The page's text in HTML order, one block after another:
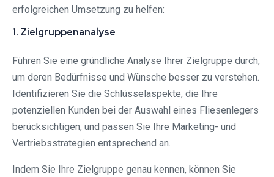
erfolgreichen Umsetzung zu helfen:
1. Zielgruppenanalyse
Führen Sie eine gründliche Analyse Ihrer Zielgruppe durch,
um deren Bedürfnisse und Wünsche besser zu verstehen.
Identifizieren Sie die Schlüsselaspekte, die Ihre
potenziellen Kunden bei der Auswahl eines Fliesenlegers
berücksichtigen, und passen Sie Ihre Marketing- und
Vertriebsstrategien entsprechend an.
Indem Sie Ihre Zielgruppe genau kennen, können Sie